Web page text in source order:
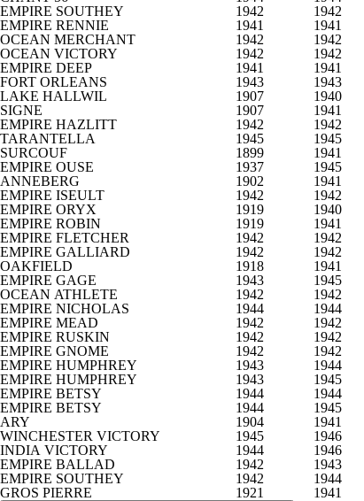
EMPIRE SOUTHEY
1942 1942
EMPIRE RENNIE
1941 1941
OCEAN MERCHANT
1942 1942
OCEAN VICTORY
1942 1942
EMPIRE DEEP
1941 1941
FORT ORLEANS
1943 1943
LAKE HALLWIL
1907 1940
SIGNE
1907 1941
EMPIRE HAZLITT
1942 1942
TARANTELLA
1945 1945
SURCOUF
1899 1941
EMPIRE OUSE
1937 1945
ANNEBERG
1902 1941
EMPIRE ISEULT
1942 1942
EMPIRE ORYX
1919 1940
EMPIRE ROBIN
1919 1941
EMPIRE FLETCHER
1942 1942
EMPIRE GALLIARD
1942 1942
OAKFIELD
1918 1941
EMPIRE GAGE
1943 1945
OCEAN ATHLETE
1942 1942
EMPIRE NICHOLAS
1944 1944
EMPIRE MEAD
1942 1942
EMPIRE RUSKIN
1942 1942
EMPIRE GNOME
1942 1942
EMPIRE HUMPHREY
1943 1944
EMPIRE HUMPHREY
1943 1945
EMPIRE BETSY
1944 1944
EMPIRE BETSY
1944 1945
ARY
1904 1941
WINCHESTER VICTORY
1945 1946
INDIA VICTORY
1944 1946
EMPIRE BALLAD
1942 1943
EMPIRE SOUTHEY
1942 1944
GROS PIERRE
1921 1941